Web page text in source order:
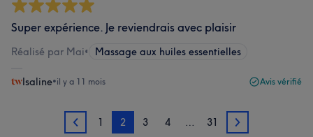
Super expérience. Je reviendrais avec plaisir
Réalisé par Mai• Massage aux huiles essentielles
Isaline•il y a 11 mois Avis vérifié
1 1 2 3 4 … 31 3